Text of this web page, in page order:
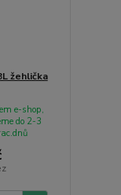
žehlička
e-shop,
do 2-3